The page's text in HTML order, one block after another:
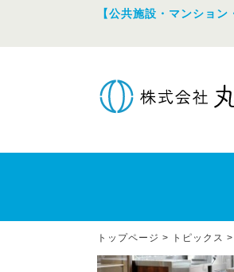
【公共施設・マンショ
トップページ > トピックス >